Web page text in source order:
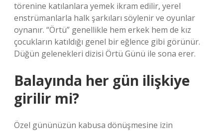
törenine katılanlara yemek ikram edilir, yerel
enstrümanlarla halk şarkıları söylenir ve oyunlar
oynanır. “Örtü” genellikle hem erkek hem de kız
çocukların katıldığı genel bir eğlence gibi görünür.
Düğün gelenekleri dizisi Örtü Günü ile sona erer.
Balayında her gün ilişkiye
girilir mi?
Özel gününüzün kabusa dönüşmesine izin